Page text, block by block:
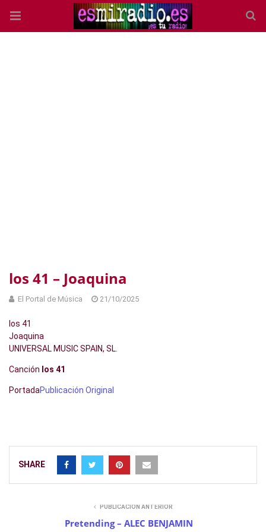
los 41 – Joaquina
El Portal de Música 21/10/2025
los 41
Joaquina
UNIVERSAL MUSIC SPAIN, SL.
Canción los 41
PortadaPublicación Original
SHARE
PUBLICACIÓN ANTERIOR
Pretending – ALEC BENJAMIN